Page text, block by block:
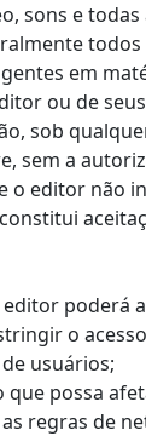
sons e
em
ou de
sob
sem a
editor não
poderá
o
usuários;
possa
regras de